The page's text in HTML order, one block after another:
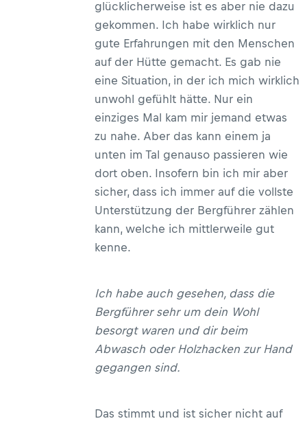
glücklicherweise ist es aber nie dazu
gekommen. Ich habe wirklich nur
gute Erfahrungen mit den Menschen
auf der Hütte gemacht. Es gab nie
eine Situation, in der ich mich wirklich
unwohl gefühlt hätte. Nur ein
einziges Mal kam mir jemand etwas
zu nahe. Aber das kann einem ja
unten im Tal genauso passieren wie
dort oben. Insofern bin ich mir aber
sicher, dass ich immer auf die vollste
Unterstützung der Bergführer zählen
kann, welche ich mittlerweile gut
kenne.
Ich habe auch gesehen, dass die
Bergführer sehr um dein Wohl
besorgt waren und dir beim
Abwasch oder Holzhacken zur Hand
gegangen sind.
Das stimmt und ist sicher nicht auf